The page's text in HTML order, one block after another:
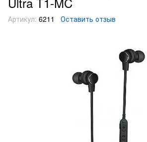
Артикул: 6211 Оставить отзыв